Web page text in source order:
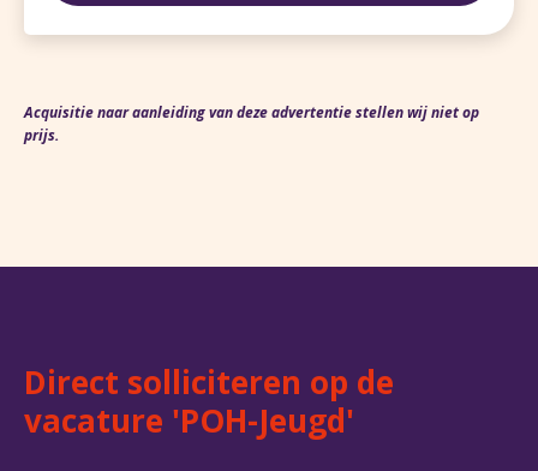
Acquisitie naar aanleiding van deze advertentie stellen wij niet op
prijs.
Direct solliciteren op de
vacature 'POH-Jeugd'